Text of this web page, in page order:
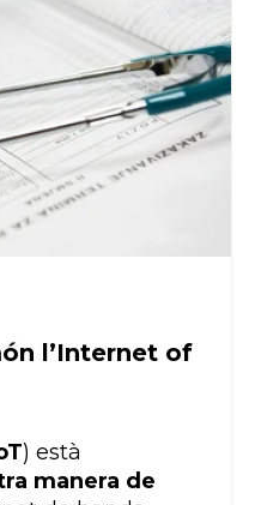
l’Internet of
) està
manera de